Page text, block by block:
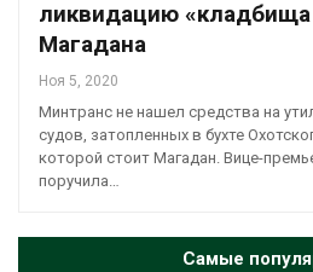
ликвидацию «кладбища
Магадана
Ноя 5, 2020
Минтранс не нашел средства на
судов, затопленных в бухте
которой стоит Магадан. Вице-
поручила…
Самые